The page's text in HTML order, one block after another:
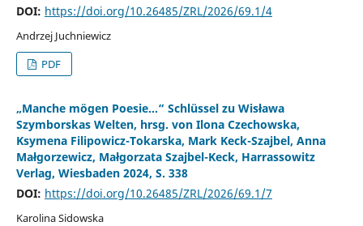
DOI: https://doi.org/10.26485/ZRL/2026/69.1/4
Andrzej Juchniewicz
PDF
„Manche mögen Poesie…“ Schlüssel zu Wisława
Szymborskas Welten, hrsg. von Ilona Czechowska,
Ksymena Filipowicz-Tokarska, Mark Keck-Szajbel, Anna
Małgorzewicz, Małgorzata Szajbel-Keck, Harrassowitz
Verlag, Wiesbaden 2024, S. 338
DOI: https://doi.org/10.26485/ZRL/2026/69.1/7
Karolina Sidowska